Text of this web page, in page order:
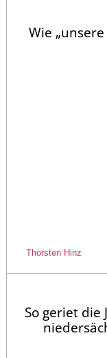
Wie
Thorsten Hinz
So geriet die